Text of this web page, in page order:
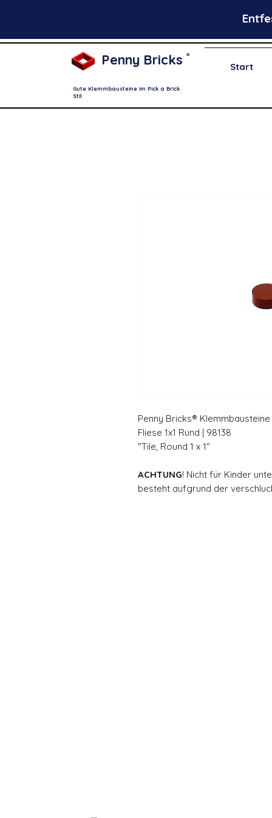
Penny Bricks ®
Start
Gute Klemmbausteine im Pick a Brick
Stil
Penny Bricks®
Fliese 1x1 Rund | 98138
"Tile, Round 1 x 1"
ACHTUNG! Nicht für Kinder
besteht aufgrund der